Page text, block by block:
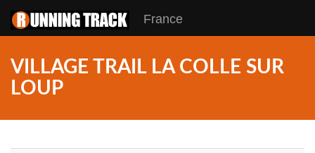
France
VILLAGE TRAIL LA COLLE SUR
LOUP